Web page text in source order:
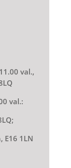
val.,
val.:
E16 1LN